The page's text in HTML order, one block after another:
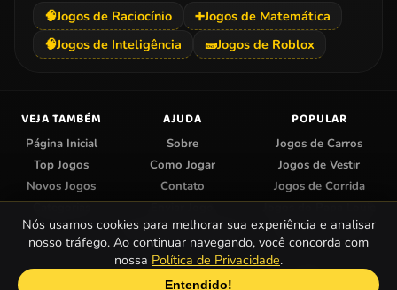
🧠Jogos de Raciocínio ➕Jogos de Matemática
🧠Jogos de Inteligência 🧱Jogos de Roblox
VEJA TAMBÉM
Página Inicial
Top Jogos
Novos Jogos
Categorias
AJUDA
Sobre
Como Jogar
Contato
Enviar Jogo
Centro de Privacidade
POPULAR
Jogos de Carros
Jogos de Vestir
Jogos de Corrida
Jogos do Papa Louie
Jogos de Colorir
© 2026 Papa Jogos — Jogos Online Grátis.
Nós usamos cookies para melhorar sua experiência e analisar
nosso tráfego. Ao continuar navegando, você concorda com
nossa Política de Privacidade.
Entendido!